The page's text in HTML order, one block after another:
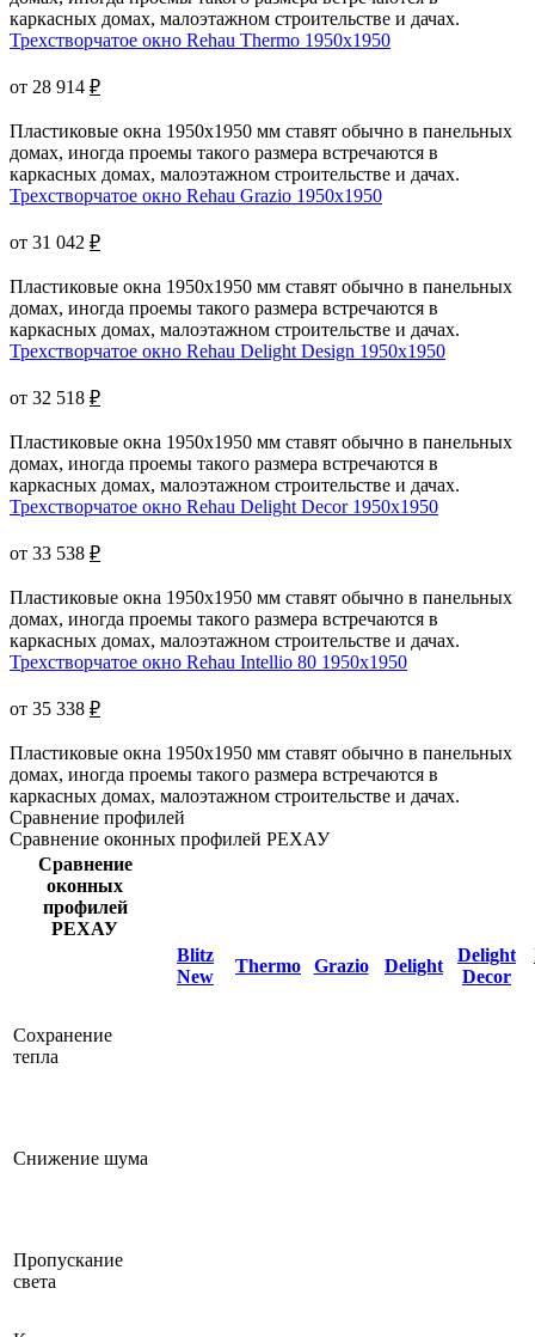
каркасных домах, малоэтажном строительстве и дачах.
Трехстворчатое окно Rehau Thermo 1950x1950
от 28 914 ₽
Пластиковые окна 1950x1950 мм ставят обычно в панельных
домах, иногда проемы такого размера встречаются в
каркасных домах, малоэтажном строительстве и дачах.
Трехстворчатое окно Rehau Grazio 1950x1950
от 31 042 ₽
Пластиковые окна 1950x1950 мм ставят обычно в панельных
домах, иногда проемы такого размера встречаются в
каркасных домах, малоэтажном строительстве и дачах.
Трехстворчатое окно Rehau Delight Design 1950x1950
от 32 518 ₽
Пластиковые окна 1950x1950 мм ставят обычно в панельных
домах, иногда проемы такого размера встречаются в
каркасных домах, малоэтажном строительстве и дачах.
Трехстворчатое окно Rehau Delight Decor 1950x1950
от 33 538 ₽
Пластиковые окна 1950x1950 мм ставят обычно в панельных
домах, иногда проемы такого размера встречаются в
каркасных домах, малоэтажном строительстве и дачах.
Трехстворчатое окно Rehau Intellio 80 1950x1950
от 35 338 ₽
Пластиковые окна 1950x1950 мм ставят обычно в панельных
домах, иногда проемы такого размера встречаются в
каркасных домах, малоэтажном строительстве и дачах.
Сравнение профилей
Сравнение оконных профилей РЕХАУ
Сравнение
оконных
профилей
РЕХАУ
Blitz
New
Thermo Grazio Delight
Delight
Decor
Сохранение
тепла
Снижение шума
Пропускание
света